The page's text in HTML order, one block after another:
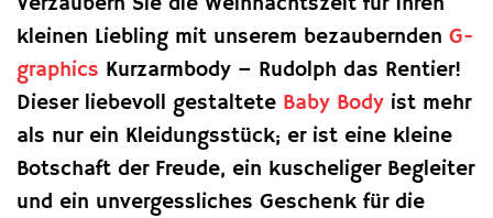
kleinen Liebling mit unserem bezaubernden G-
graphics Kurzarmbody – Rudolph das Rentier!
Dieser liebevoll gestaltete Baby Body ist mehr
als nur ein Kleidungsstück; er ist eine kleine
Botschaft der Freude, ein kuscheliger Begleiter
und ein unvergessliches Geschenk für die